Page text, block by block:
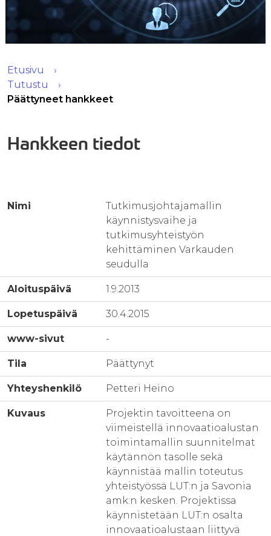
Etusivu
Tutustu
Päättyneet hankkeet
Hankkeen tiedot
Nimi
Tutkimusjohtajamallin
käynnistysvaihe ja
tutkimusyhteistyön
kehittäminen Varkauden
seudulla
Aloituspäivä 1.9.2013
Lopetuspäivä 30.4.2015
www-sivut -
Tila Päättynyt
Yhteyshenkilö Petteri Heino
Kuvaus
Projektin tavoitteena on
viimeistellä innovaatioalustan
toimintamallin suunnitelmat
käytännön tasolle sekä
käynnistää mallin toteutus
yhteistyössä LUT:n ja Savonia
amk:n kesken. Projektissa
käynnistetään LUT:n osalta
innovaatioalustaan liittyvä